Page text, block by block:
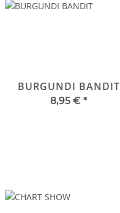
BURGUNDI BANDIT
8,95 € *